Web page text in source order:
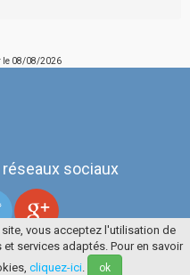
le 08/08/2026
sociaux
/ 2026
vous acceptez l'utilisation de
services adaptés. Pour en savoir
cliquez-ici ok